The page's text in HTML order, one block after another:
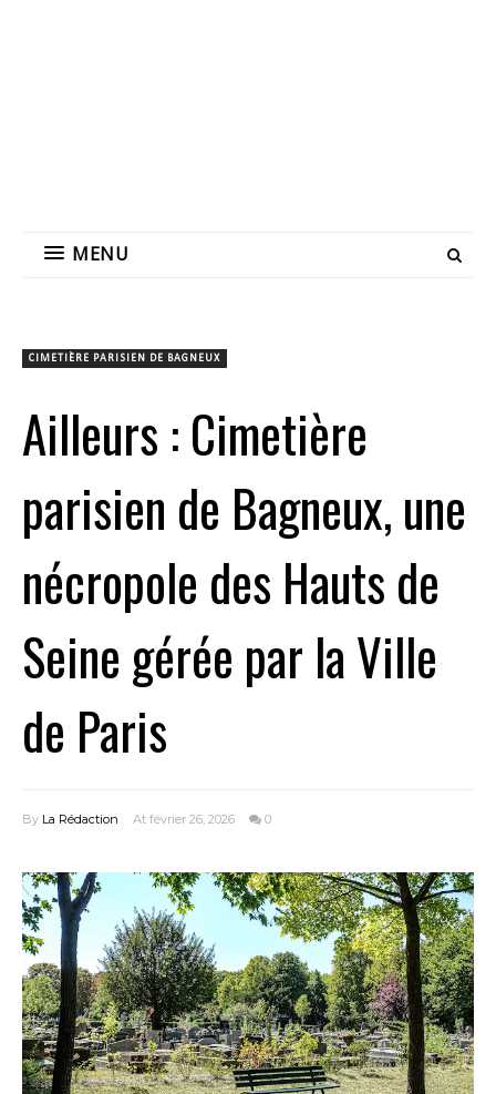
MENU
CIMETIÈRE PARISIEN DE BAGNEUX
Ailleurs : Cimetière
parisien de Bagneux, une
nécropole des Hauts de
Seine gérée par la Ville
de Paris
By La Rédaction At février 26, 2026 0